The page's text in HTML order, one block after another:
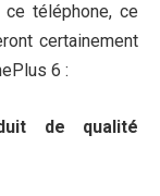
téléphone, ce
certainement
6 :
de qualité